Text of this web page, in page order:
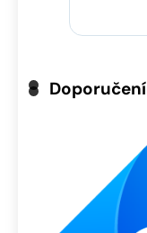
Doporučení